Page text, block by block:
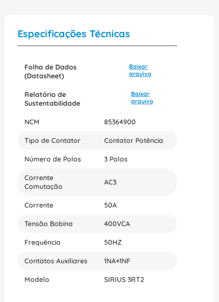
Especificações Técnicas
Folha de Dados
(Datasheet)
Baixar
arquivo
Relatório de
Sustentabilidade
Baixar
arquivo
NCM 85364900
Tipo de Contator Contator Potência
Número de Polos 3 Polos
Corrente
Comutação
AC3
Corrente 50A
Tensão Bobina 400VCA
Frequência 50HZ
Contatos Auxiliares 1NA+1NF
Modelo SIRIUS 3RT2